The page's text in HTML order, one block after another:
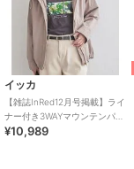
イッカ
【雑誌InRed12月号掲載】ライ
ナー付き3WAYマウンテンパー
カー【親子コーデ】
¥10,989